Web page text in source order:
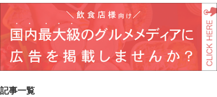
記事一覧